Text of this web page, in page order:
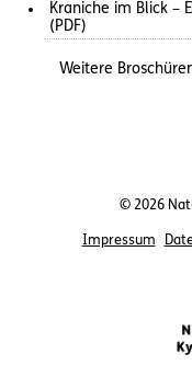
Kraniche im Blick –
(PDF)
Weitere
© 2026
Impressum